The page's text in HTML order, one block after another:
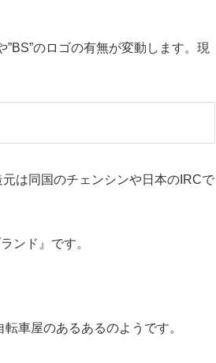
のロゴの有無が変動します。現
は同国のチェンシンや日本のIRCで
ンド』です。
車屋のあるあるのようです。